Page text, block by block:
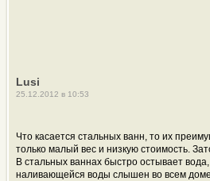
Lusi
25.12.2012 в 10:53
Что касается стальных ванн, то их
только малый вес и низкую стоимость.
В стальных ваннах быстро остывает
наливающейся воды слышен во всем